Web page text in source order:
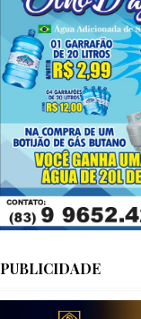
PUBLICIDADE